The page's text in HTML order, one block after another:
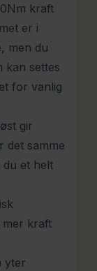
kraft
er i
men du
kan settes
for vanlig
gir
det samme
du et helt
mer kraft
yter